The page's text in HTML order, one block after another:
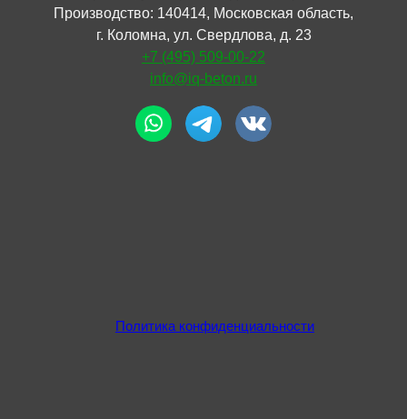
Производство: 140414, Московская область,
г. Коломна, ул. Свердлова, д. 23
+7 (495) 509-00-22
info@iq-beton.ru
Политика конфиденциальности